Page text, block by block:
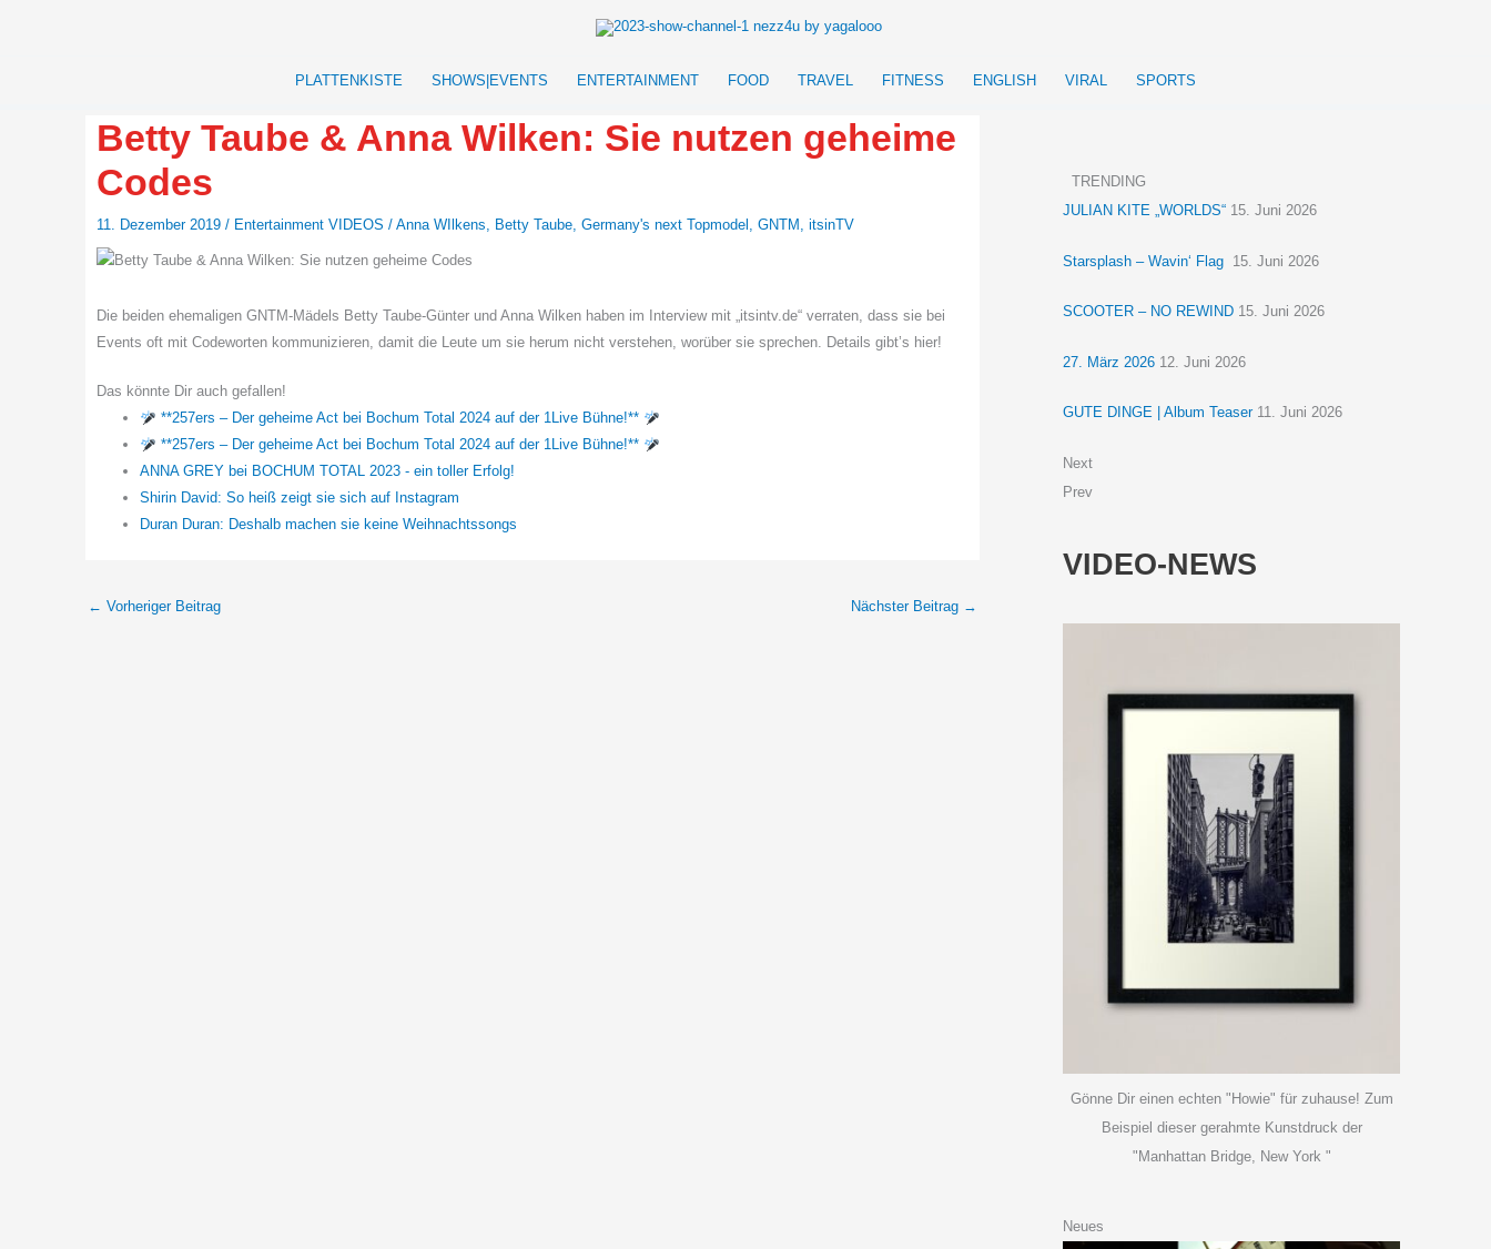
PLATTENKISTE
SHOWS|EVENTS ENTERTAINMENT FOOD TRAVEL FITNESS ENGLISH VIRAL SPORTS
Betty Taube & Anna Wilken: Sie nutzen geheime
Codes
11. Dezember 2019 / Entertainment VIDEOS / Anna WIlkens, Betty Taube, Germany's next Topmodel , GNTM , itsinTV
Die beiden ehemaligen GNTM-Mädels Betty Taube-Günter und Anna Wilken haben im Interview mit „itsintv.de“ verraten, dass sie bei
Events oft mit Codeworten kommunizieren, damit die Leute um sie herum nicht verstehen, worüber sie sprechen. Details gibt’s hier!
Das könnte Dir auch gefallen!
**257ers – Der geheime Act bei Bochum Total 2024 auf der 1Live Bühne!**
**257ers – Der geheime Act bei Bochum Total 2024 auf der 1Live Bühne!**
ANNA GREY bei BOCHUM TOTAL 2023 - ein toller Erfolg!
Shirin David: So heiß zeigt sie sich auf Instagram
Duran Duran: Deshalb machen sie keine Weihnachtssongs
← Vorheriger Beitrag Nächster Beitrag →
TRENDING
JULIAN KITE „WORLDS“ 15. Juni 2026
Starsplash – Wavin‘ Flag 15. Juni 2026
SCOOTER – NO REWIND 15. Juni 2026
27. März 2026 12. Juni 2026
GUTE DINGE | Album Teaser 11. Juni 2026
Next
Prev
VIDEO-NEWS
Gönne Dir einen echten "Howie" für zuhause! Zum
Beispiel dieser gerahmte Kunstdruck der
"Manhattan Bridge, New York "
Neues